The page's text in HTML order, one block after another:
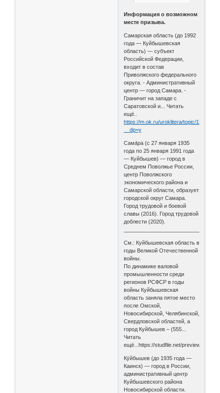
Информация о возможном
месте призыва.
Самарская область (до 1992
года — Куйбышевская
область) — субъект
Российской Федерации,
входит в состав
Приволжского федерального
округа. - Административный
центр — город Самара. -
Граничит на западе с
Саратовской и... Читать
ещё..
https://m.ok.ru/uroklitera/topic/
__dp=y
Сама́ра (с 27 января 1935
года по 25 января 1991 года
— Куйбышев) — город в
Среднем Поволжье России,
центр Поволжского
экономического района и
Самарской области, образует
городской округ Самара.
Город трудовой и боевой
славы (2016). Город трудовой
доблести (2020).
См.: Куйбышевская область в
годы Великой Отечественной
войны.
По динамике валовой
промышленности среди
регионов РСФСР в годы
войны Куйбышевская
область заняла пятое место
после Омской,
Новосибирской, Челябинской,
Свердловской областей, а
город Куйбышев – (555...
Читать
ещё...https://studfile.net/preview/
Ку́йбышев (до 1935 года —
Каинск) — город в России,
административный центр
Куйбышевского района
Новосибирской области.